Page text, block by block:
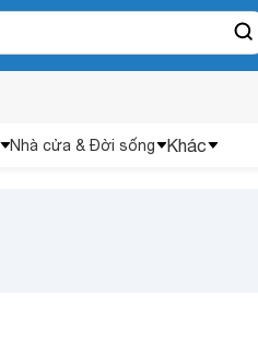
Nhà cửa & Đời sống Khác